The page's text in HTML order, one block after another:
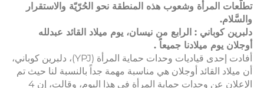
وشعوب هذه المنطقة نحو الحُرّيّة والاستقرار
: الرابع من نيسان، يوم ميلاد القائد عبدلله
ميلادنا جميعاً .
أفادت إحدى قياديات وحدات حماية المرأة (YPJ)، دلبرين كوباني،
أوجلان هي مناسبة مهمة جداً بالنسبة لنا حيث تم
الإعلان عن وحدات حماية المرأة في هذا اليوم، وقالت، إن 4